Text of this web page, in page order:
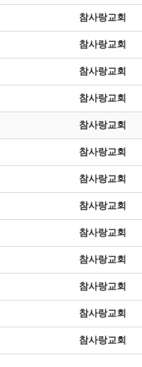
참사랑교회
참사랑교회
참사랑교회
참사랑교회
참사랑교회
참사랑교회
참사랑교회
참사랑교회
참사랑교회
참사랑교회
참사랑교회
참사랑교회
참사랑교회